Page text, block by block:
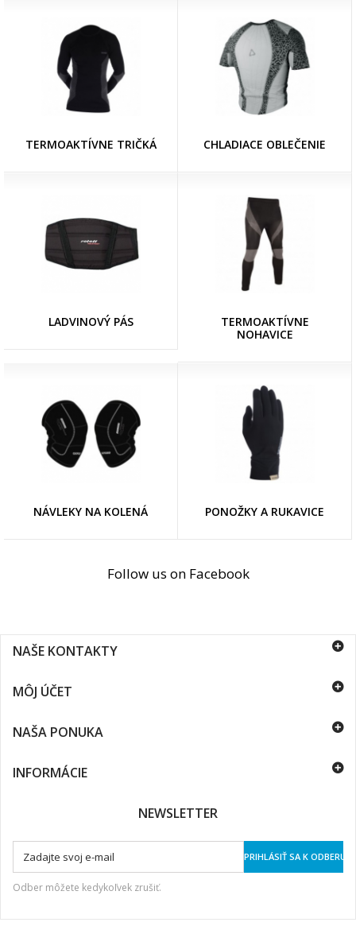
TERMOAKTÍVNE TRIČKÁ CHLADIACE OBLEČENIE
LADVINOVÝ PÁS
TERMOAKTÍVNE
NOHAVICE
NÁVLEKY NA KOLENÁ PONOŽKY A RUKAVICE
Follow us on Facebook
NAŠE KONTAKTY
MÔJ ÚČET
NAŠA PONUKA
INFORMÁCIE
NEWSLETTER
PRIHLÁSIŤ SA K ODBERU
Odber môžete kedykoľvek zrušiť.